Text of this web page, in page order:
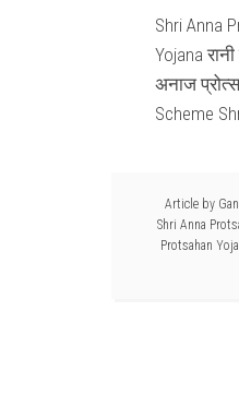
Shri Anna
Yojana
अनाज
Scheme
Article by
Shri Anna
Protsahan